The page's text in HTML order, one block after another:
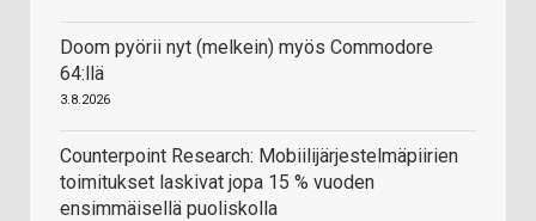
Doom pyörii nyt (melkein) myös Commodore
64:llä
3.8.2026
Counterpoint Research: Mobiilijärjestelmäpiirien
toimitukset laskivat jopa 15 % vuoden
ensimmäisellä puoliskolla